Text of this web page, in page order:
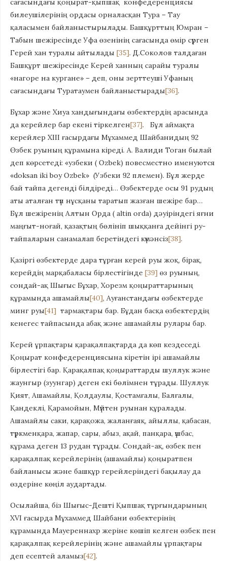
сағасындағы қоңырат-қыпшақ конфедеренциясы
билеушілерінің ордасы орналасқан Тура – Тау
қаласымен байланыстырылады. Башқұрттың Юмран –
Табын шежіресінде Уфа өзенінің сағасында өмір сүрген
Герей хан туралы айтылады [35]. Д.Соколов талдаған
Башқұрт шежіресінде Керей ханның сарайы туралы
«нагоре на кургане» – деп, оны зерттеуші Уфаның
сағасындағы Туратаумен байланыстырады[36].
Бұхар және Хиуа хандығындағы өзбектердің арасында
да керейлер бар екені тіркелген[37]. Бұл аймақта
керейлер XIII ғасырдағы Мұхаммед Шайбанидың 92
Өзбек руының құрамына кіреді. А. Валиди Тоган былай
деп көрсетеді: «узбеки ( Оzbek) повесместно именуются
«doksan iki boy Ozbek» (Узбеки 92 племен). Бұл жерде
бай тайпа дегенді білдіреді… Өзбектерде осы 91 рудың
аты аталған түп нұсқаны таратып жазған шежіре бар…
Бұл шежіренің Алтын Орда ( altin orda) дәуіріндегі яғни
маңғыт-ноғай, қазақтың бөлініп шыққанға дейінгі ру-
тайпаларын санамалап беретіндегі күмәнсіз[38].
Қазіргі өзбектерде дара тұрған керей руы жоқ, бірақ,
керейдің марқабаласы бірлестігінде [39] өз руының,
сондай-ақ Шығыс Бұхар, Хорезм қоңыраттарының
құрамында ашамайлы[40], Ауғанстандағы өзбектерде
минг руы[41] тармақтары бар. Бұдан басқа өзбектердің
кенегес тайпасында абақ және ашамайлы рулары бар.
Керей ұрпақтары қарақалпақтарда да көп кездеседі.
Қоңырат конфедеренциясына кіретін ірі ашамайлы
бірлестігі бар. Қарақалпақ қоңыраттарды шуллук және
жаунгыр (зуунгар) деген екі бөлімнен тұрады. Шуллук
Қият, Ашамайлы, Қолдаулы, Қостамғалы, Балғалы,
Қандеклі, Қарамойын, Мүйтен руынан құралады.
Ашамайлы саки, қарақожа, жаланғаяқ, айыллы, қабасан,
түркменқара, жапар, сары, абыз, ақай, панқара, үшбас,
құрама деген 13 рудан тұрады. Сондай-ақ, өзбек пен
қарақалпақ керейлерінің (ашамайлы) қоңыратпен
байланысы және башқұр герейлеріндегі бақылау да
өздеріне көңіл аудартады.
Осылайша, біз Шығыс-Дешті Қыпшақ тұрғындарының
XVI ғасырда Мұхаммед Шайбани өзбектерінің
құрамында Мауереннахр жеріне көшіп келген өзбек пен
қарақалпақ керейлерінің және ашамайлы ұрпақтары
деп есептей аламыз[42].